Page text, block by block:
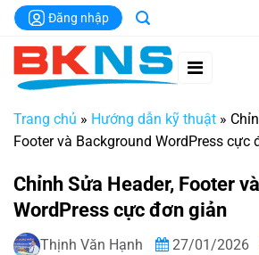
Chuyển
đến
dung
Đăng nhập
Trang chủ » Hướng dẫn kỹ thuật »
Footer và Background WordPress cực
Chỉnh Sửa Header, Footer
WordPress cực đơn giản
Thịnh Văn Hạnh 27/01/2026